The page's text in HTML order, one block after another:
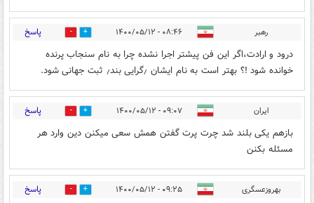
رهبر ۰۸:۴۶ - ۱۴۰۰/۰۵/۱۲ 1 پاسخ
درود و ارادت،اگر این فن پیشتر اجرا نشده چرا به نام سنجاب پرنده
خوانده شود !؟ بهتر است به نام ایشان ٫گرایی بند٫ ثبت جهانی شود.
ایران ۰۹:۰۷ - ۱۴۰۰/۰۵/۱۲ 0 پاسخ
بازهم یکی بلند شد چرت پرت گفتن همش سعی میکنن دین وارد هر
مسئله بکنن
بهروزعسگری ۰۹:۲۵ - ۱۴۰۰/۰۵/۱۲ 0 پاسخ